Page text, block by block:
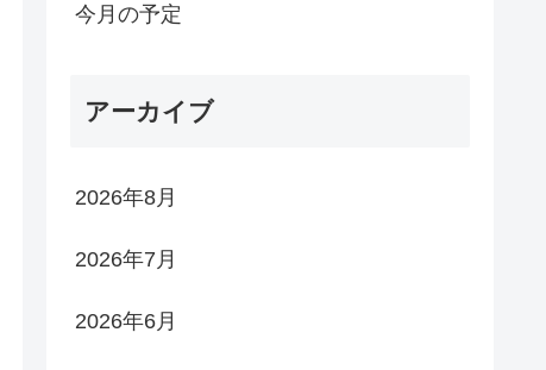
今月の予定
アーカイブ
2026年8月
2026年7月
2026年6月